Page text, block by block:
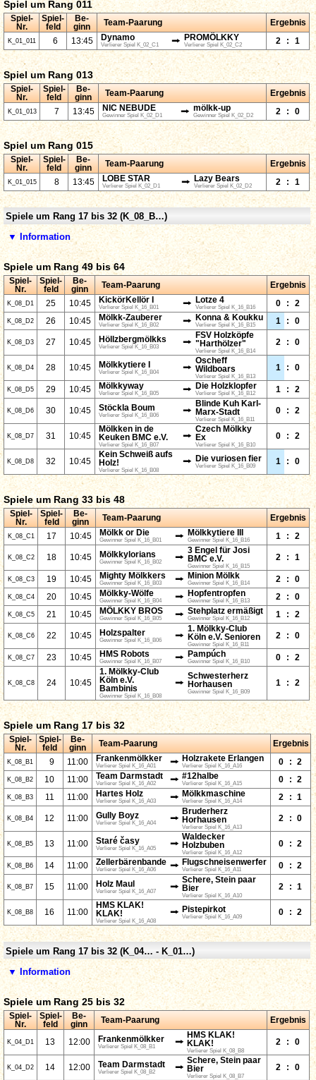
Spiel um Rang 011
Spiel-
Nr.
Spiel-
feld
Be-
ginn
Team-Paarung Ergebnis
K_01_011 6 13:45 Dynamo
Verlierer Spiel K_02_C1 ⭢ PROMÖLKKY
Verlierer Spiel K_02_C2 2 : 1
Spiel um Rang 013
Spiel-
Nr.
Spiel-
feld
Be-
ginn
Team-Paarung Ergebnis
K_01_013 7 13:45 NIC NEBUDE
Gewinner Spiel K_02_D1 ⭢ mölkk-up
Gewinner Spiel K_02_D2 2 : 0
Spiel um Rang 015
Spiel-
Nr.
Spiel-
feld
Be-
ginn
Team-Paarung Ergebnis
K_01_015 8 13:45 LOBE STAR
Verlierer Spiel K_02_D1 ⭢ Lazy Bears
Verlierer Spiel K_02_D2 2 : 1
Spiele um Rang 17 bis 32 (K_08_B…)
▼ Information
Spiele um Rang 49 bis 64
Spiel-
Nr.
Spiel-
feld
Be-
ginn
Team-Paarung Ergebnis
K_08_D1 25 10:45 KickörKellör I
Verlierer Spiel K_16_B01 ⭢ Lotze 4
Verlierer Spiel K_16_B16 0 : 2
K_08_D2 26 10:45 Mölkk-Zauberer
Verlierer Spiel K_16_B02 ⭢ Konna & Koukku
Verlierer Spiel K_16_B15 1 : 0
K_08_D3 27 10:45 Höllzbergmölkks
Verlierer Spiel K_16_B03 ⭢
FSV Holzköpfe
"Harthölzer"
Verlierer Spiel K_16_B14
2 : 0
K_08_D4 28 10:45 Mölkkytiere I
Verlierer Spiel K_16_B04 ⭢
Oscheff
Wildboars
Verlierer Spiel K_16_B13
1 : 0
K_08_D5 29 10:45 Mölkkyway
Verlierer Spiel K_16_B05 ⭢ Die Holzklopfer
Verlierer Spiel K_16_B12 1 : 2
K_08_D6 30 10:45 Stöckla Boum
Verlierer Spiel K_16_B06 ⭢
Blinde Kuh Karl-
Marx-Stadt
Verlierer Spiel K_16_B11
0 : 2
K_08_D7 31 10:45
Mölkken in de
Keuken BMC e.V.
Verlierer Spiel K_16_B07
⭢
Czech Mölkky
Ex
Verlierer Spiel K_16_B10
0 : 2
K_08_D8 32 10:45
Kein Schweiß aufs
Holz!
Verlierer Spiel K_16_B08
⭢ Die vuriosen fier
Verlierer Spiel K_16_B09
1 : 0
Spiele um Rang 33 bis 48
Spiel-
Nr.
Spiel-
feld
Be-
ginn
Team-Paarung Ergebnis
K_08_C1 17 10:45 Mölkk or Die
Gewinner Spiel K_16_B01 ⭢ Mölkkytiere III
Gewinner Spiel K_16_B16 1 : 2
K_08_C2 18 10:45 Mölkkylorians
Gewinner Spiel K_16_B02 ⭢
3 Engel für Josi
BMC e.V.
Gewinner Spiel K_16_B15
2 : 1
K_08_C3 19 10:45 Mighty Mölkkers
Gewinner Spiel K_16_B03 ⭢ Minion Mölkk
Gewinner Spiel K_16_B14 2 : 0
K_08_C4 20 10:45 Mölkky-Wölfe
Gewinner Spiel K_16_B04 ⭢ Hopfentropfen
Gewinner Spiel K_16_B13 2 : 0
K_08_C5 21 10:45 MÖLKKY BROS
Gewinner Spiel K_16_B05 ⭢ Stehplatz ermäßigt
Gewinner Spiel K_16_B12 1 : 2
K_08_C6 22 10:45 Holzspalter
Gewinner Spiel K_16_B06 ⭢
1. Mölkky-Club
Köln e.V. Senioren
Gewinner Spiel K_16_B11
2 : 0
K_08_C7 23 10:45 HMS Robots
Gewinner Spiel K_16_B07 ⭢ Pampúch
Gewinner Spiel K_16_B10 0 : 2
K_08_C8 24 10:45
1. Mölkky-Club
Köln e.V.
Bambinis
Gewinner Spiel K_16_B08
⭢
Schwesterherz
Horhausen
Gewinner Spiel K_16_B09
1 : 2
Spiele um Rang 17 bis 32
Spiel-
Nr.
Spiel-
feld
Be-
ginn
Team-Paarung Ergebnis
K_08_B1 9 11:00 Frankenmölkker
Verlierer Spiel K_16_A01 ⭢ Holzrakete Erlangen
Verlierer Spiel K_16_A16 0 : 2
K_08_B2 10 11:00 Team Darmstadt
Verlierer Spiel K_16_A02 ⭢ #12halbe
Verlierer Spiel K_16_A15 0 : 2
K_08_B3 11 11:00 Hartes Holz
Verlierer Spiel K_16_A03 ⭢ Mölkkmaschine
Verlierer Spiel K_16_A14 2 : 1
K_08_B4 12 11:00 Gully Boyz
Verlierer Spiel K_16_A04 ⭢
Bruderherz
Horhausen
Verlierer Spiel K_16_A13
2 : 0
K_08_B5 13 11:00 Staré časy
Verlierer Spiel K_16_A05 ⭢
Waldecker
Holzbuben
Verlierer Spiel K_16_A12
0 : 2
K_08_B6 14 11:00 Zellerbärenbande
Verlierer Spiel K_16_A06 ⭢ Flugschneisenwerfer
Verlierer Spiel K_16_A11 0 : 2
K_08_B7 15 11:00 Holz Maul
Verlierer Spiel K_16_A07 ⭢
Schere, Stein paar
Bier
Verlierer Spiel K_16_A10
2 : 1
K_08_B8 16 11:00
HMS KLAK!
KLAK!
Verlierer Spiel K_16_A08
⭢ Pistepirkot
Verlierer Spiel K_16_A09
0 : 2
Spiele um Rang 17 bis 32 (K_04… - K_01…)
▼ Information
Spiele um Rang 25 bis 32
Spiel-
Nr.
Spiel-
feld
Be-
ginn
Team-Paarung Ergebnis
K_04_D1 13 12:00 Frankenmölkker
Verlierer Spiel K_08_B1 ⭢
HMS KLAK!
KLAK!
Verlierer Spiel K_08_B8
2 : 0
K_04_D2 14 12:00 Team Darmstadt
Verlierer Spiel K_08_B2 ⭢
Schere, Stein paar
Bier
Verlierer Spiel K_08_B7
2 : 0